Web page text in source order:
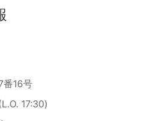
番16号
17:30)